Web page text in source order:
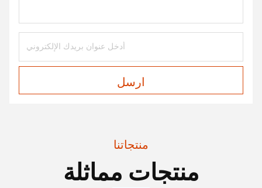
ارسل
منتجاتنا
منتجات مماثلة